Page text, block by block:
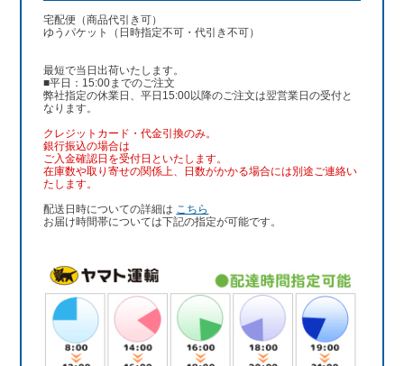
宅配便（商品代引き可）
ゆうパケット（日時指定不可・代引き不可）
最短で当日出荷いたします。
■平日：15:00までのご注文
弊社指定の休業日、平日15:00以降のご注文は翌営業日の受付と
なります。
クレジットカード・代金引換のみ。
銀行振込の場合は
ご入金確認日を受付日といたします。
在庫数や取り寄せの関係上、日数がかかる場合には別途ご連絡い
たします。
配送日時についての詳細は こちら
お届け時間帯については下記の指定が可能です。